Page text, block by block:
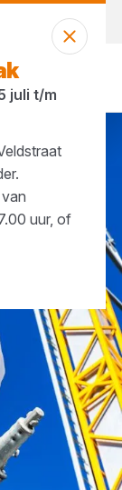
juli t/m
uur, of